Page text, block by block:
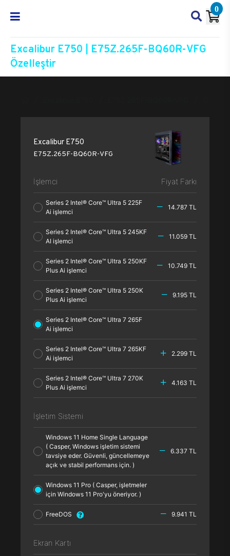
0
Excalibur E750 | E75Z.265F-BQ60R-VFG
Özelleştir
Excalibur E750
E75Z.265F-BQ60R-VFG
İşlemci Fiyat Farkı
Series 2 Intel® Core™ Ultra 5 225F
Ai işlemci
14.787 TL
Series 2 Intel® Core™ Ultra 5 245KF
AI işlemci
11.059 TL
Series 2 Intel® Core™ Ultra 5 250KF
Plus Ai işlemci
10.749 TL
Series 2 Intel® Core™ Ultra 5 250K
Plus Ai işlemci
9.195 TL
Series 2 Intel® Core™ Ultra 7 265F
Ai işlemci
Series 2 Intel® Core™ Ultra 7 265KF
Ai işlemci
2.299 TL
Series 2 Intel® Core™ Ultra 7 270K
Plus Ai işlemci
4.163 TL
İşletim Sistemi
Windows 11 Home Single Language
( Casper, Windows işletim sistemi
tavsiye eder. Güvenli, güncellemeye
açık ve stabil performans için. )
6.337 TL
Windows 11 Pro ( Casper, işletmeler
için Windows 11 Pro'yu öneriyor. )
FreeDOS 9.941 TL
Ekran Kartı